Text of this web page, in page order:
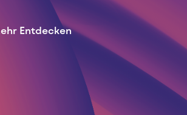
Entdecken